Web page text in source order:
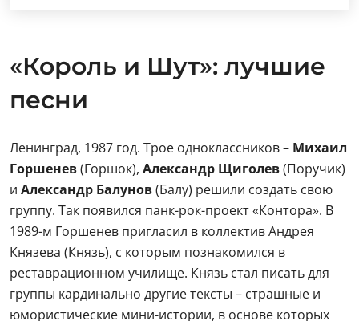
«Король и Шут»: лучшие
песни
Ленинград, 1987 год. Трое одноклассников – Михаил
Горшенев(Горшок), Александр Щиголев(Поручик)
и Александр Балунов(Балу) решили создать свою
группу. Так появился панк-рок-проект «Контора». В
1989-м Горшенев пригласил в коллектив Андрея
Князева (Князь), с которым познакомился в
реставрационном училище. Князь стал писать для
группы кардинально другие тексты – страшные и
юмористические мини-истории, в основе которых